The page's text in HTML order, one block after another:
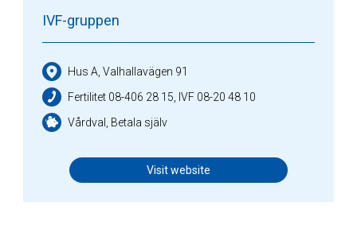
IVF-gruppen
Hus A, Valhallavägen 91
Fertilitet 08-406 28 15, IVF 08-20 48 10
Vårdval, Betala själv
Visit website